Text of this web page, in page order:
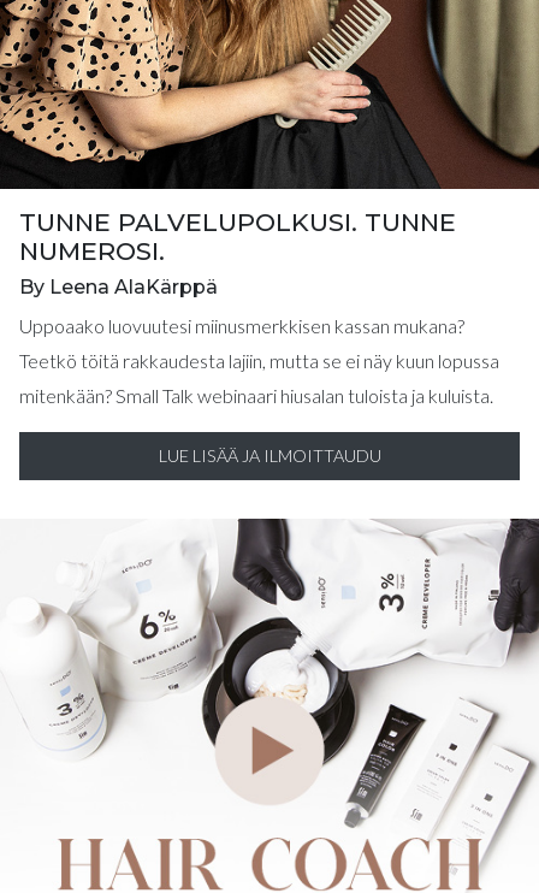
TUNNE PALVELUPOLKUSI. TUNNE
NUMEROSI.
By Leena AlaKärppä
Uppoaako luovuutesi miinusmerkkisen kassan mukana?
Teetkö töitä rakkaudesta lajiin, mutta se ei näy kuun lopussa
mitenkään? Small Talk webinaari hiusalan tuloista ja kuluista.
LUE LISÄÄ JA ILMOITTAUDU